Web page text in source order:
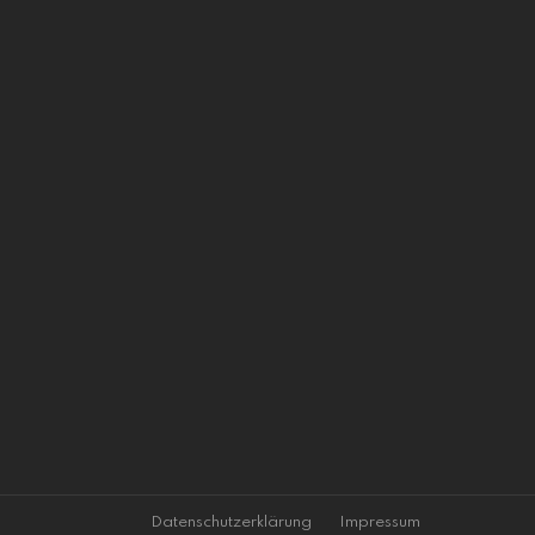
Datenschutzerklärung Impressum